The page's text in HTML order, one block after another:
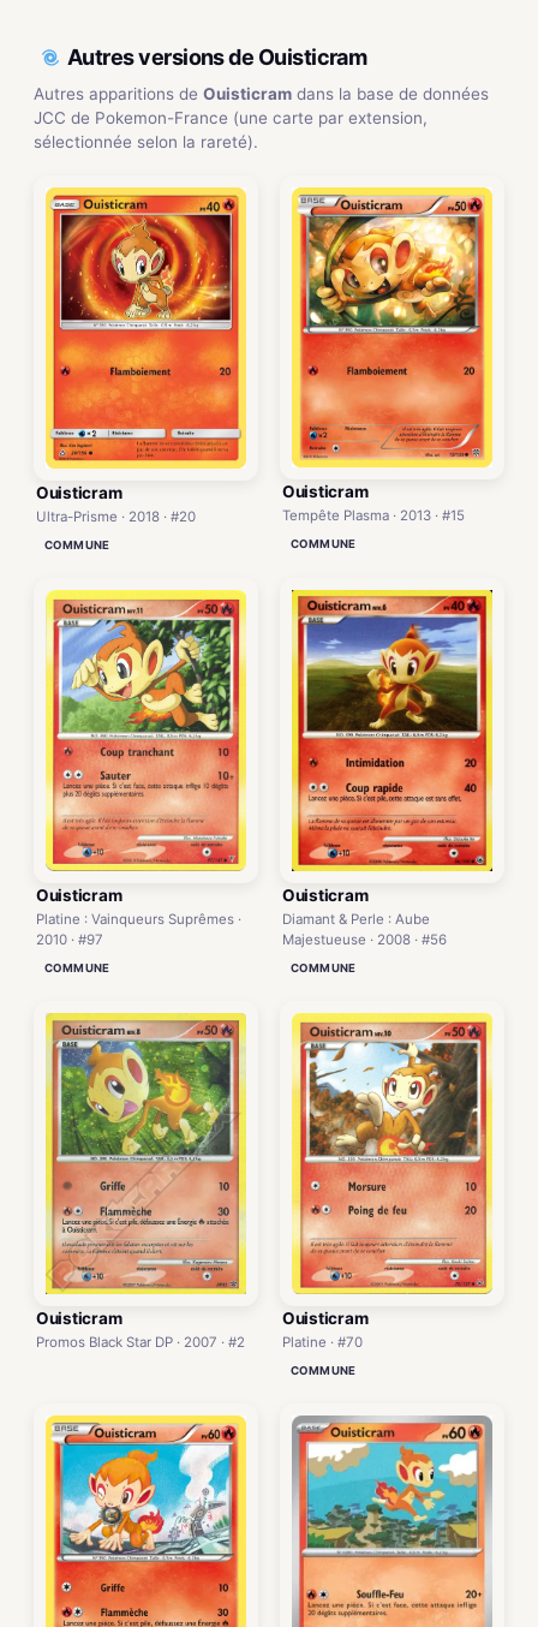
Autres versions de Ouisticram
Autres apparitions de Ouisticram dans la base de données
JCC de Pokemon-France (une carte par extension,
sélectionnée selon la rareté).
Ouisticram
Ultra-Prisme · 2018 · #20
COMMUNE
Ouisticram
Tempête Plasma · 2013 · #15
COMMUNE
Ouisticram
Platine : Vainqueurs Suprêmes ·
2010 · #97
COMMUNE
Ouisticram
Diamant & Perle : Aube
Majestueuse · 2008 · #56
COMMUNE
Ouisticram
Promos Black Star DP · 2007 · #2
Ouisticram
Platine · #70
COMMUNE